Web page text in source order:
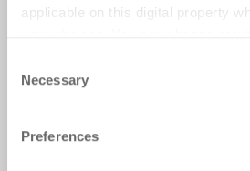
applicable on this digital property
the Privacy trigger icon.
Find out more about how your
and set your preferences in the
Selection
Necessary
Preferences
Cashflow in H1;
Login für den ganzen Artikel